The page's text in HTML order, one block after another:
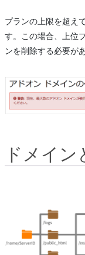
プランの上限を超え
す。この場合、上位
ンを削除する必要が
ドメイ